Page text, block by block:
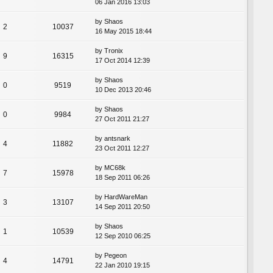
06 Jan 2016 13:03
2 10037
by Shaos
16 May 2015 18:44
9 16315
by Tronix
17 Oct 2014 12:39
0 9519
by Shaos
10 Dec 2013 20:46
0 9984
by Shaos
27 Oct 2011 21:27
4 11882
by antsnark
23 Oct 2011 12:27
7 15978
by MC68k
18 Sep 2011 06:26
3 13107
by HardWareMan
14 Sep 2011 20:50
1 10539
by Shaos
12 Sep 2010 06:25
4 14791
by Pegeon
22 Jan 2010 19:15